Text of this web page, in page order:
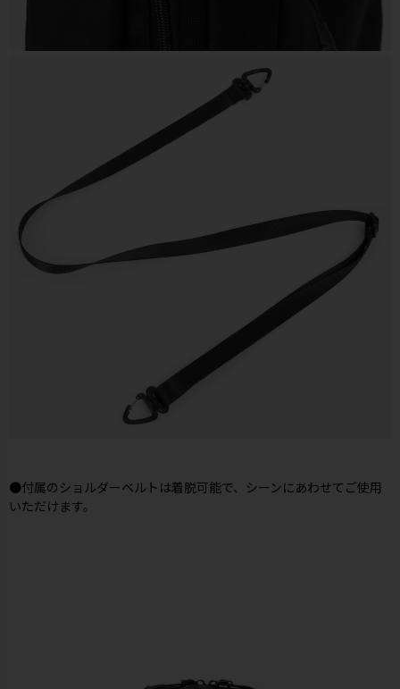
●付属のショルダーベルトは着脱可能で、シーンにあわせてご使用
いただけます。